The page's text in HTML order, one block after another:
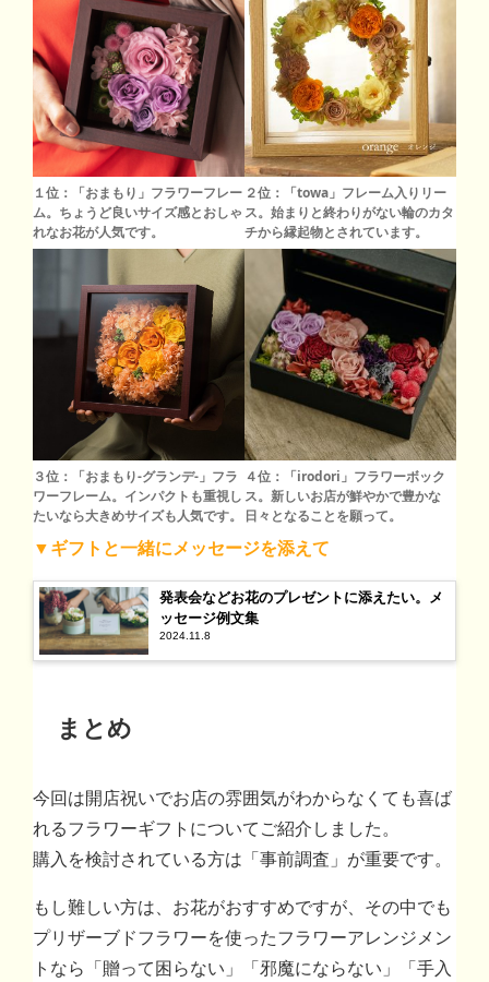
１位：「おまもり」フラワーフレー
ム。ちょうど良いサイズ感とおしゃ
れなお花が人気です。
２位：「towa」フレーム入りリー
ス。始まりと終わりがない輪のカタ
チから縁起物とされています。
３位：「おまもり‐グランデ‐」フラ
ワーフレーム。インパクトも重視し
たいなら大きめサイズも人気です。
４位：「irodori」フラワーボック
ス。新しいお店が鮮やかで豊かな
日々となることを願って。
▼ギフトと一緒にメッセージを添えて
発表会などお花のプレゼントに添えたい。メ
ッセージ例文集
2024.11.8
まとめ
今回は開店祝いでお店の雰囲気がわからなくても喜ば
れるフラワーギフトについてご紹介しました。
購入を検討されている方は「事前調査」が重要です。
もし難しい方は、お花がおすすめですが、その中でも
プリザーブドフラワーを使ったフラワーアレンジメン
トなら「贈って困らない」「邪魔にならない」「手入